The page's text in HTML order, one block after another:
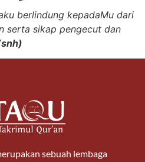
berlindung kepadaMu dari
serta sikap pengecut dan
sebuah lembaga